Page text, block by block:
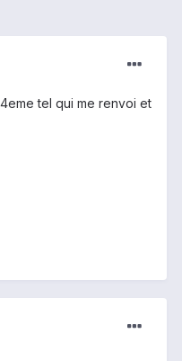
tel qui me renvoi et